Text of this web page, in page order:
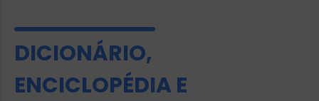
DICIONÁRIO,
ENCICLOPÉDIA E